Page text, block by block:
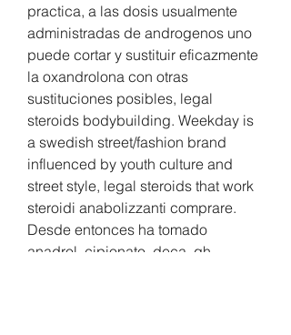
practica, a las dosis usualmente
administradas de androgenos uno
puede cortar y sustituir eficazmente
la oxandrolona con otras
sustituciones posibles, legal
steroids bodybuilding. Weekday is
a swedish street/fashion brand
influenced by youth culture and
street style, legal steroids that work
steroidi anabolizzanti comprare.
Desde entonces ha tomado
anadrol, cipionato, deca, gh,